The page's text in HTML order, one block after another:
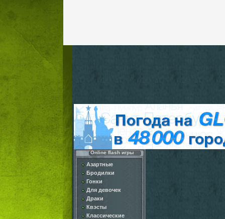
Online flash игры
Азартные
Бродилки
Гонки
Для девочек
Драки
Квэсты
Классические